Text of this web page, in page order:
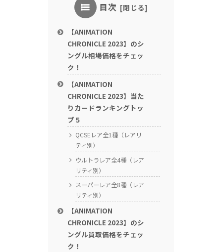
目次
【ANIMATION
CHRONICLE 2023】のシ
ングル相場価格をチェッ
ク！
【ANIMATION
CHRONICLE 2023】当た
りカードランキングトッ
プ５
QCSEレア全1種（レアリ
ティ別）
ウルトラレア全4種（レア
リティ別）
スーパーレア全8種（レア
リティ別）
【ANIMATION
CHRONICLE 2023】のシ
ングル買取価格をチェッ
ク！